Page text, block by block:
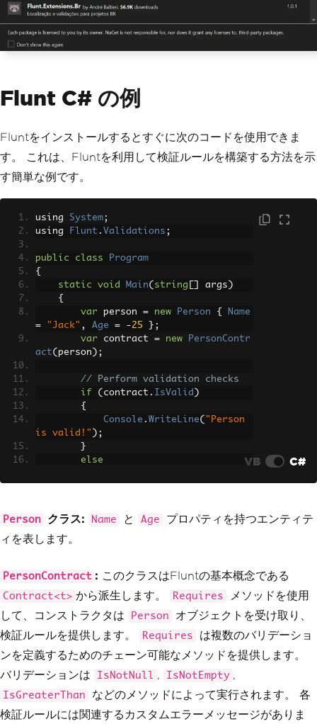
Flunt C# の例
Fluntをインストールするとすぐに次のコードを使用できま
す。 これは、Fluntを利用して検証ルールを構築する方法を示
す簡単な例です。
using System;
using
Flunt . Validations ;
public class
Program
{
static
void Main( string args )
{
var person = new Person {
Name
=
"Jack" , Age = -25
};
var contract = new
PersonContr
act( person );
// Perform validation checks
if
( contract . IsValid )
{
Console . WriteLine( "Person
is valid!" );
}
else
foreach
var
contract Notifications
{notification.Key}: {notification.Mess
age}");
}
}
}
public class
Person
{
public
string Name { get set;
}
int Age get ; set;
}
}
VB C#
Person クラス: Name と Age
プロパティを持つエンティテ
ィを表します。
PersonContract : このクラスはFluntの基本概念である
Contract<t> から派生します。 Requires
メソッドを使用
して、コンストラクタは
Person
オブジェクトを受け取り、
検証ルールを提供します。
Requires
は複数のバリデーショ
ンを定義するためのチェーン可能なメソッドを提供します。
バリデーションは
IsNotNull , IsNotEmpty ,
IsGreaterThan
などのメソッドによって実行されます。 各
検証ルールには関連するカスタムエラーメッセージがありま